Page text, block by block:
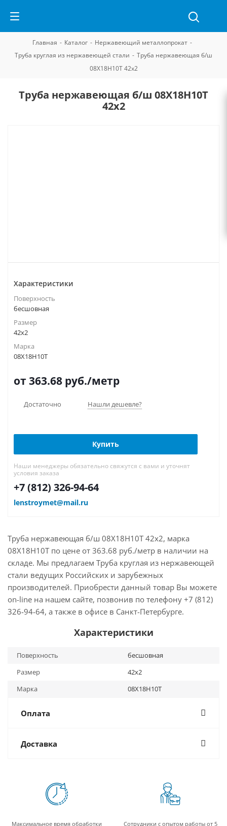
Главная - Каталог - Нержавеющий металлопрокат -
Труба круглая из нержавеющей стали - Труба нержавеющая б/ш
08Х18Н10Т 42х2
Труба нержавеющая б/ш 08Х18Н10Т
42х2
Характеристики
Поверхность
бесшовная
Размер
42х2
Марка
08Х18Н10Т
от 363.68 руб./метр
Достаточно Нашли дешевле?
Купить
Наши менеджеры обязательно свяжутся с вами и уточнят
условия заказа
+7 (812) 326-94-64
lenstroymet@mail.ru
Труба нержавеющая б/ш 08Х18Н10Т 42х2, марка
08Х18Н10Т по цене от 363.68 руб./метр в наличии на
складе. Мы предлагаем Труба круглая из нержавеющей
стали ведущих Российских и зарубежных
производителей. Приобрести данный товар Вы можете
on-line на нашем сайте, позвонив по телефону +7 (812)
326-94-64, а также в офисе в Санкт-Петербурге.
Характеристики
Поверхность
бесшовная
Размер
42х2
Марка
08Х18Н10Т
Оплата
Доставка
Максимальное время обработки
Сотрудники с опытом работы от 5